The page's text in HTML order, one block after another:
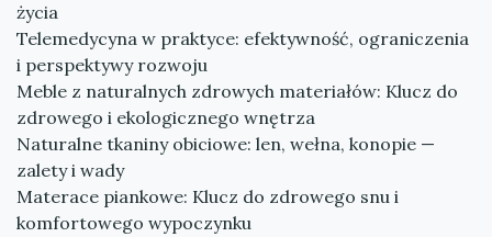
życia
Telemedycyna w praktyce: efektywność, ograniczenia
i perspektywy rozwoju
Meble z naturalnych zdrowych materiałów: Klucz do
zdrowego i ekologicznego wnętrza
Naturalne tkaniny obiciowe: len, wełna, konopie —
zalety i wady
Materace piankowe: Klucz do zdrowego snu i
komfortowego wypoczynku